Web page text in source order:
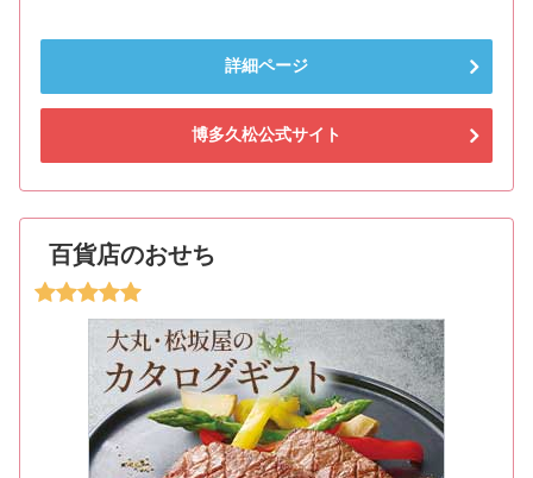
詳細ページ
博多久松公式サイト
百貨店のおせち